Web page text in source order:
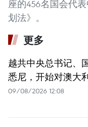
座的456名国会代
划法》。
更多
越共中央总书记、
悉尼，开始对澳大
09/08/2026 12:08